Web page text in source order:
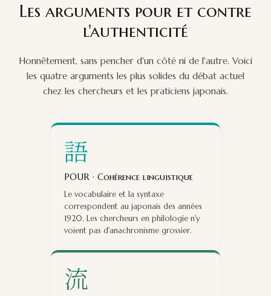
Les arguments pour et contre
l'authenticité
Honnêtement, sans pencher d'un côté ni de l'autre. Voici
les quatre arguments les plus solides du débat actuel
chez les chercheurs et les praticiens japonais.
語
POUR · Cohérence linguistique
Le vocabulaire et la syntaxe
correspondent au japonais des années
1920. Les chercheurs en philologie n'y
voient pas d'anachronisme grossier.
流